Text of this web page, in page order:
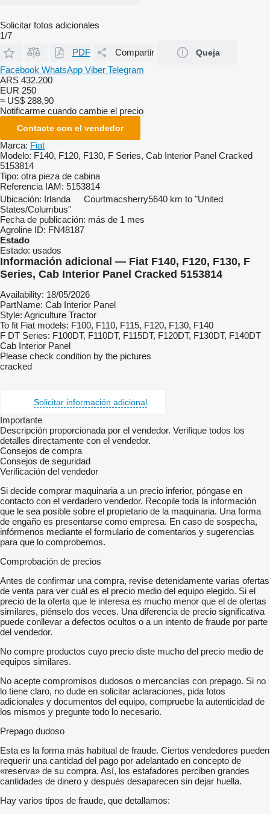
Solicitar fotos adicionales
1/7
PDF
Compartir Queja
Facebook WhatsApp Viber Telegram
ARS 432.200
EUR 250
≈ US$ 288,90
Notificarme cuando cambie el precio
Contacte con el vendedor
Marca: Fiat
Modelo: F140, F120, F130, F Series, Cab Interior Panel Cracked
5153814
Tipo: otra pieza de cabina
Referencia IAM: 5153814
Ubicación: Irlanda Courtmacsherry5640 km to "United
States/Columbus"
Fecha de publicación: más de 1 mes
Agroline ID: FN48187
Estado
Estado: usados
Información adicional — Fiat F140, F120, F130, F
Series, Cab Interior Panel Cracked 5153814
Availability: 18/05/2026
PartName: Cab Interior Panel
Style: Agriculture Tractor
To fit Fiat models: F100, F110, F115, F120, F130, F140
F DT Series: F100DT, F110DT, F115DT, F120DT, F130DT, F140DT
Cab Interior Panel
Please check condition by the pictures
cracked
Solicitar información adicional
Importante
Descripción proporcionada por el vendedor. Verifique todos los
detalles directamente con el vendedor.
Consejos de compra
Consejos de seguridad
Verificación del vendedor
Si decide comprar maquinaria a un precio inferior, póngase en
contacto con el verdadero vendedor. Recopile toda la información
que le sea posible sobre el propietario de la maquinaria. Una forma
de engaño es presentarse como empresa. En caso de sospecha,
infórmenos mediante el formulario de comentarios y sugerencias
para que lo comprobemos.
Comprobación de precios
Antes de confirmar una compra, revise detenidamente varias ofertas
de venta para ver cuál es el precio medio del equipo elegido. Si el
precio de la oferta que le interesa es mucho menor que el de ofertas
similares, piénselo dos veces. Una diferencia de precio significativa
puede conllevar a defectos ocultos o a un intento de fraude por parte
del vendedor.
No compre productos cuyo precio diste mucho del precio medio de
equipos similares.
No acepte compromisos dudosos o mercancías con prepago. Si no
lo tiene claro, no dude en solicitar aclaraciones, pida fotos
adicionales y documentos del equipo, compruebe la autenticidad de
los mismos y pregunte todo lo necesario.
Prepago dudoso
Esta es la forma más habitual de fraude. Ciertos vendedores pueden
requerir una cantidad del pago por adelantado en concepto de
«reserva» de su compra. Así, los estafadores perciben grandes
cantidades de dinero y después desaparecen sin dejar huella.
Hay varios tipos de fraude, que detallamos: